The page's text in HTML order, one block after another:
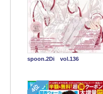
spoon.2Di vol.136
4位